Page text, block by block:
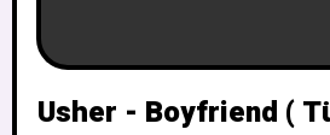
Usher - Boyfriend (